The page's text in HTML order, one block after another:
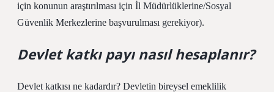
için konunun araştırılması için İl Müdürlüklerine/Sosyal
Güvenlik Merkezlerine başvurulması gerekiyor).
Devlet katkı payı nasıl hesaplanır?
Devlet katkısı ne kadardır? Devletin bireysel emeklilik